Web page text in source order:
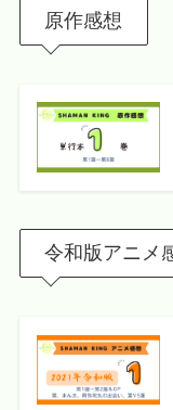
原作感想
令和版アニメ